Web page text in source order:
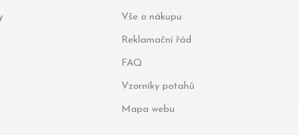
Vše o nákupu
Reklamační řád
FAQ
Vzorníky potahů
Mapa webu